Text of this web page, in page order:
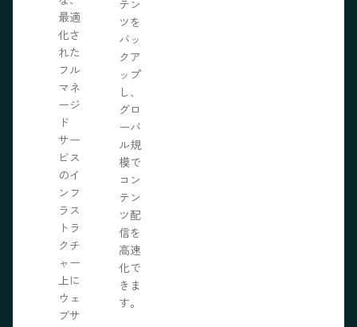
最適
化さ
れた
フル
マネ
ージ
ド
サー
ビス
のイ
ンフ
ラス
トラ
クチ
ャー
上に
ウェ
ブサ
テン
ツを
バッ
クア
ップ
し、
グロ
ーバ
ル規
模で
コン
テン
ツ配
信を
高速
化で
きま
す。